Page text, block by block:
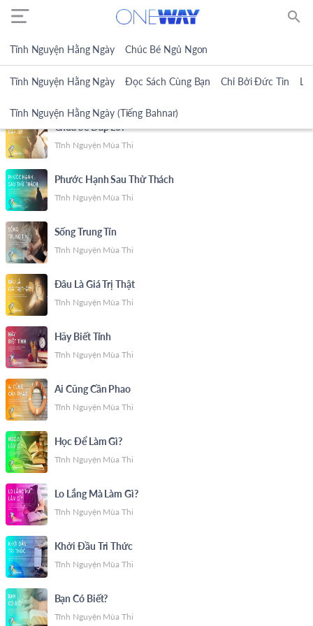
search
Tĩnh Nguyện Hằng Ngày Chúc Bé Ngủ Ngon
Tĩnh Nguyện Hằng Ngày Đọc Sách Cùng Bạn Chỉ Bởi Đức Tin
Tĩnh Nguyện Hằng Ngày (Tiếng Bahnar)
TĨNH NGUYỆN MÙA THI
Chúa Sẽ Đáp Lời
Tĩnh Nguyện Mùa Thi
Phước Hạnh Sau Thử Thách
Tĩnh Nguyện Mùa Thi
Sống Trung Tín
Tĩnh Nguyện Mùa Thi
Đâu Là Giá Trị Thật
Tĩnh Nguyện Mùa Thi
Hãy Biết Tính
Tĩnh Nguyện Mùa Thi
Ai Cũng Cần Phao
Tĩnh Nguyện Mùa Thi
Học Để Làm Gì?
Tĩnh Nguyện Mùa Thi
Lo Lắng Mà Làm Gì?
Tĩnh Nguyện Mùa Thi
Khởi Đầu Tri Thức
Tĩnh Nguyện Mùa Thi
Bạn Có Biết?
Tĩnh Nguyện Mùa Thi